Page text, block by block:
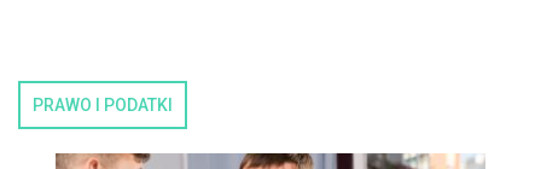
PRAWO I PODATKI